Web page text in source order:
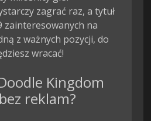
zagrać raz, a tytuł
zainteresowanych na
z ważnych pozycji, do
wracać!
Kingdom
reklam?